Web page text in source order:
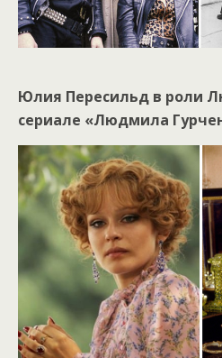
Юлия Пересильд в роли
сериале «Людмила